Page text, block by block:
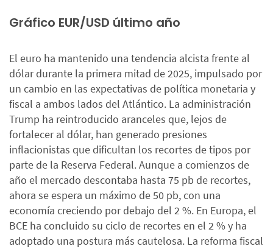
Gráfico EUR/USD último año
El euro ha mantenido una tendencia alcista frente al
dólar durante la primera mitad de 2025, impulsado por
un cambio en las expectativas de política monetaria y
fiscal a ambos lados del Atlántico. La administración
Trump ha reintroducido aranceles que, lejos de
fortalecer al dólar, han generado presiones
inflacionistas que dificultan los recortes de tipos por
parte de la Reserva Federal. Aunque a comienzos de
año el mercado descontaba hasta 75 pb de recortes,
ahora se espera un máximo de 50 pb, con una
economía creciendo por debajo del 2 %. En Europa, el
BCE ha concluido su ciclo de recortes en el 2 % y ha
adoptado una postura más cautelosa. La reforma fiscal